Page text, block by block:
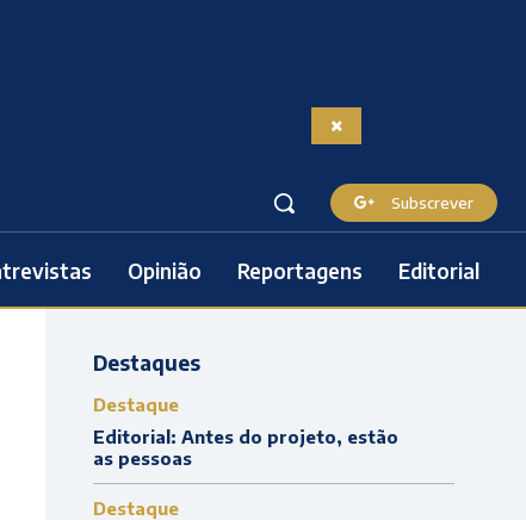
Subscrever
Opinião Reportagens Editorial
Destaques
Destaque
Editorial: Antes do projeto, estão
as pessoas
Destaque